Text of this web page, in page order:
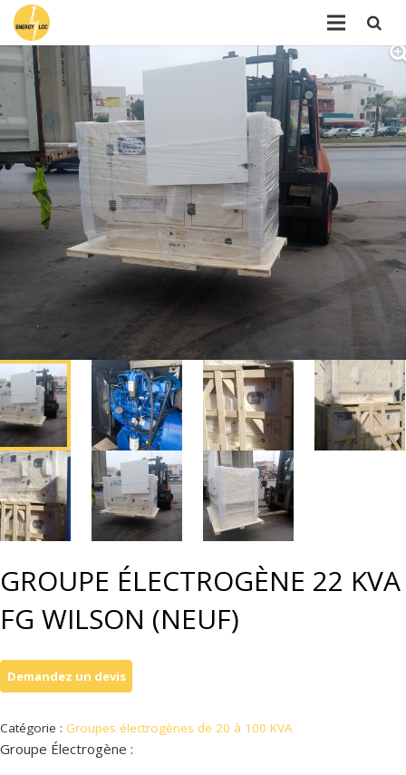
GROUPE ÉLECTROGÈNE 22 KVA
FG WILSON (NEUF)
Catégorie : Groupes électrogènes de 20 à 100 KVA
Groupe Électrogène :